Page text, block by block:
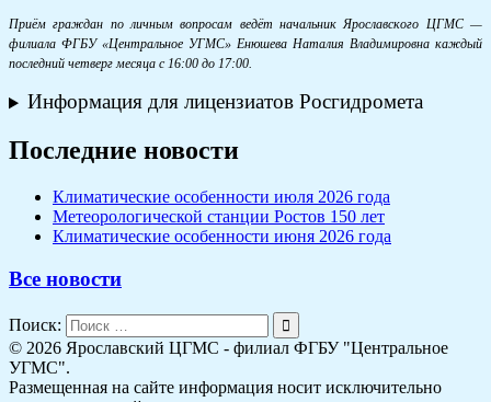
Приём граждан по личным вопросам ведёт начальник Ярославского ЦГМС —
филиала ФГБУ «Центральное УГМС» Енюшева Наталия Владимировна каждый
последний четверг месяца с 16:00 до 17:00.
Информация для лицензиатов Росгидромета
Последние новости
Климатические особенности июля 2026 года
Метеорологической станции Ростов 150 лет
Климатические особенности июня 2026 года
Все новости
Поиск:
© 2026 Ярославский ЦГМС - филиал ФГБУ "Центральное
УГМС".
Размещенная на сайте информация носит исключительно